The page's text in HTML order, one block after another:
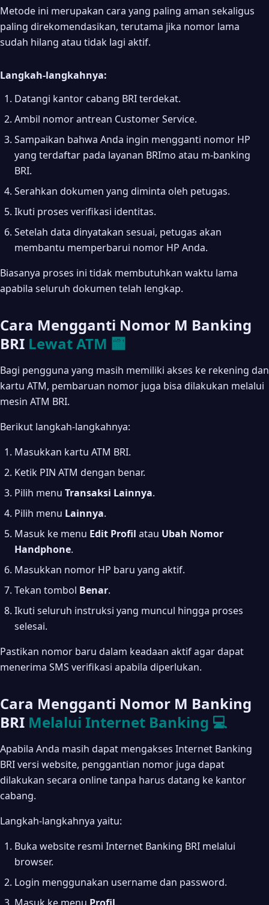
Metode ini merupakan cara yang paling aman sekaligus
paling direkomendasikan, terutama jika nomor lama
sudah hilang atau tidak lagi aktif.
Langkah-langkahnya:
Datangi kantor cabang BRI terdekat.
Ambil nomor antrean Customer Service.
Sampaikan bahwa Anda ingin mengganti nomor HP
yang terdaftar pada layanan BRImo atau m-banking
BRI.
Serahkan dokumen yang diminta oleh petugas.
Ikuti proses verifikasi identitas.
Setelah data dinyatakan sesuai, petugas akan
membantu memperbarui nomor HP Anda.
Biasanya proses ini tidak membutuhkan waktu lama
apabila seluruh dokumen telah lengkap.
Cara Mengganti Nomor M Banking
BRI Lewat ATM 🏧
Bagi pengguna yang masih memiliki akses ke rekening dan
kartu ATM, pembaruan nomor juga bisa dilakukan melalui
mesin ATM BRI.
Berikut langkah-langkahnya:
Masukkan kartu ATM BRI.
Ketik PIN ATM dengan benar.
Pilih menu Transaksi Lainnya.
Pilih menu Lainnya.
Masuk ke menu Edit Profil atau Ubah Nomor
Handphone.
Masukkan nomor HP baru yang aktif.
Tekan tombol Benar.
Ikuti seluruh instruksi yang muncul hingga proses
selesai.
Pastikan nomor baru dalam keadaan aktif agar dapat
menerima SMS verifikasi apabila diperlukan.
Cara Mengganti Nomor M Banking
BRI Melalui Internet Banking 💻
Apabila Anda masih dapat mengakses Internet Banking
BRI versi website, penggantian nomor juga dapat
dilakukan secara online tanpa harus datang ke kantor
cabang.
Langkah-langkahnya yaitu:
Buka website resmi Internet Banking BRI melalui
browser.
Login menggunakan username dan password.